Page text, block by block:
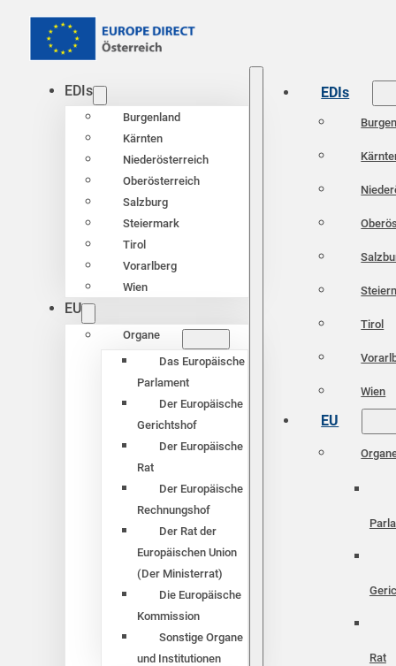
EDIs
Burgenland
Kärnten
Niederösterreich
Oberösterreich
Salzburg
Steiermark
Tirol
Vorarlberg
Wien
EU
Organe
Das Europäische
Parlament
Der Europäische
Gerichtshof
Der Europäische
Rat
Der Europäische
Rechnungshof
Der Rat der
Europäischen Union
(Der Ministerrat)
Die Europäische
Kommission
Sonstige Organe
und Institutionen
EDIs
Tirol
Wien
EU
Rat